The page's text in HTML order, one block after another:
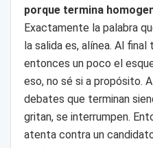
porque termina
Exactamente la palabra
la salida es, alínea. Al final
entonces un poco el
eso, no sé si a propósito.
debates que terminan
gritan, se interrumpen.
atenta contra un